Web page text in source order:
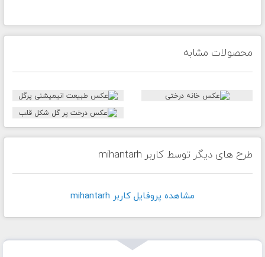
محصولات مشابه
طرح های دیگر توسط کاربر mihantarh
مشاهده پروفايل کاربر mihantarh